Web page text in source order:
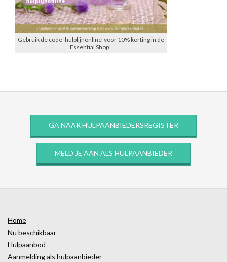
Gebruik de code 'hulplijnonline' voor 10% korting in de
Essential Shop!
GA NAAR HULPAANBIEDERSREGISTER
MELD JE AAN ALS HULPAANBIEDER
Home
Nu beschikbaar
Hulpaanbod
Aanmelding als hulpaanbieder